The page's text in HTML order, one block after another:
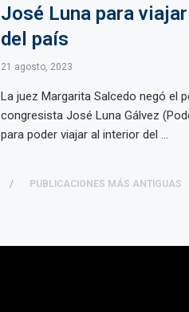
José Luna para
del país
21 agosto, 2023
La juez Margarita Salcedo negó el
congresista José Luna Gálvez
para poder viajar al interior del ...
PUBLICACIONES MÁS ANTIGUAS